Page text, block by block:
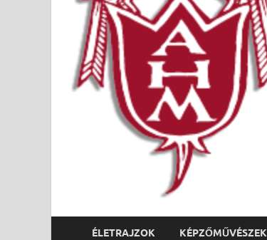
ÉLETRAJZOK KÉPZŐMŰVÉSZEK